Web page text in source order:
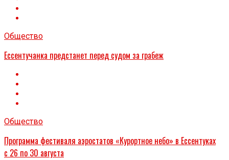
Общество
Ессентучанка предстанет перед судом за грабеж
Общество
Программа фестиваля аэростатов «Курортное небо» в Ессентуках
с 26 по 30 августа